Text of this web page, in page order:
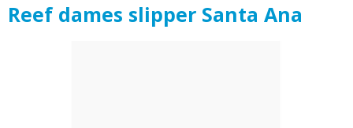
Reef dames slipper Santa Ana